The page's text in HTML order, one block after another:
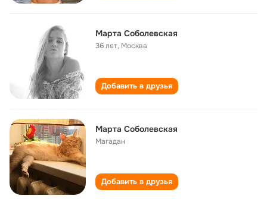
Марта Соболевская
36 лет, Москва
Добавить в друзья
Марта Соболевская
Магадан
Добавить в друзья